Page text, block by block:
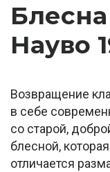
Науво
Возвращение
в себе
со старой,
блесной,
отличается